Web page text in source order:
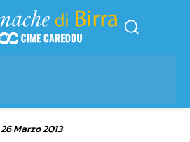
26 Marzo 2013